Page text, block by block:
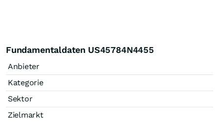
Fundamentaldaten US45784N4455
Anbieter
Kategorie
Sektor
Zielmarkt